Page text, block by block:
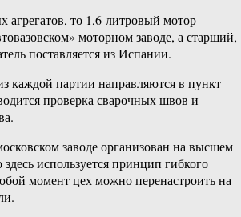
агрегатов, то 1,6-литровый мотор
моторном заводе, а старший,
поставляется из Испании.
каждой партии направляются в пункт
проверка сварочных швов и
заводе организован на высшем
используется принцип гибкого
момент цех можно перенастроить на